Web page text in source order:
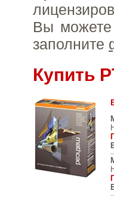
Вы можете
заполните
Купить